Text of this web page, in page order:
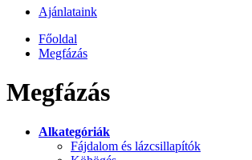
Ajánlataink
Főoldal
Megfázás
Megfázás
Alkategóriák
Fájdalom és lázcsillapítók